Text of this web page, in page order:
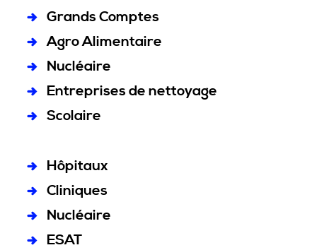
Grands Comptes
Agro Alimentaire
Nucléaire
Entreprises de nettoyage
Scolaire
Hôpitaux
Cliniques
Nucléaire
ESAT